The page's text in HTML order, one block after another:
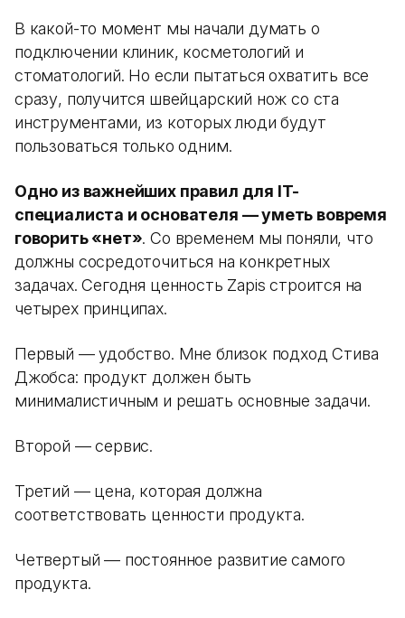
В какой-то момент мы начали думать о
подключении клиник, косметологий и
стоматологий. Но если пытаться охватить все
сразу, получится швейцарский нож со ста
инструментами, из которых люди будут
пользоваться только одним.
Одно из важнейших правил для IT-
специалиста и основателя — уметь вовремя
говорить «нет». Со временем мы поняли, что
должны сосредоточиться на конкретных
задачах. Сегодня ценность Zapis строится на
четырех принципах.
Первый — удобство. Мне близок подход Стива
Джобса: продукт должен быть
минималистичным и решать основные задачи.
Второй — сервис.
Третий — цена, которая должна
соответствовать ценности продукта.
Четвертый — постоянное развитие самого
продукта.